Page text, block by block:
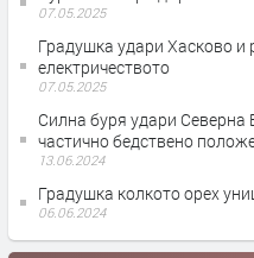
07.05.2025
Градушка удари Хасково и
електричеството
07.05.2025
Силна буря удари Северна
частично бедствено
13.06.2024
Градушка колкото орех
06.06.2024